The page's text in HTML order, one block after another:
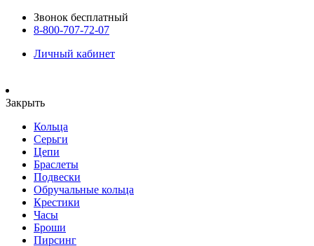
Звонок бесплатный
8-800-707-72-07
Личный кабинет
Закрыть
Кольца
Серьги
Цепи
Браслеты
Подвески
Обручальные кольца
Крестики
Часы
Броши
Пирсинг